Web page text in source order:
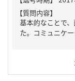
【質問内容】
基本的なことで
た。コミュニケ